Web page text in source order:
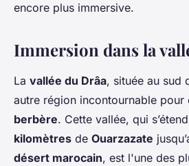
encore plus immersive.
Immersion dans la
La vallée du Drâa, située au sud
autre région incontournable pour
berbère. Cette vallée, qui
kilomètres de Ouarzazate
désert marocain, est l'une des